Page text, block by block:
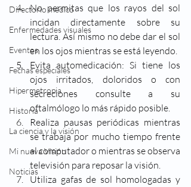
Directorio médico
Enfermedades visuales
Eventos
Fechas especiales
Hipermetropia
Historia
La ciencia y la visión
Mi nueva Visión
Noticias
No permitas que los rayos del sol
incidan directamente sobre su
lectura. Así mismo no debe dar el sol
en los ojos mientras se está leyendo.
Evita automedicación: Si tiene los
ojos irritados, doloridos o con
secreciones consulte a su
oftalmólogo lo más rápido posible.
Realiza pausas periódicas mientras
se trabaja por mucho tiempo frente
al computador o mientras se observa
televisión para reposar la visión.
Utiliza gafas de sol homologadas y